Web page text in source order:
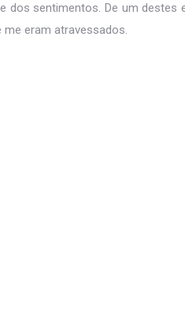
dos sentimentos. De um destes
eram atravessados.